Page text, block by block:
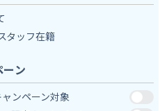
タッフ在籍
ン
ンペーン対象